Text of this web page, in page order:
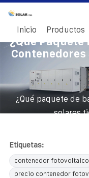
Inicio Productos
¿Qué Paquete
Contenedores
¿Qué paquete de
solares
Etiquetas:
contenedor fotovoltaico
precio contenedor